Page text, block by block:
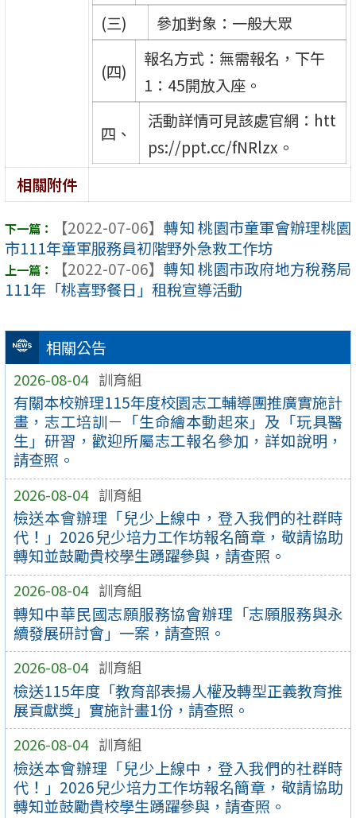
相關公告
2026-08-04 訓育組
有關本校辦理115年度校園志工輔導團推廣實施計
畫，志工培訓－「生命繪本動起來」及「玩具醫
生」研習，歡迎所屬志工報名參加，詳如說明，
請查照。
2026-08-04 訓育組
檢送本會辦理「兒少上線中，登入我們的社群時
代！」2026兒少培力工作坊報名簡章，敬請協助
轉知並鼓勵貴校學生踴躍參與，請查照。
2026-08-04 訓育組
轉知中華民國志願服務協會辦理「志願服務與永
續發展研討會」一案，請查照。
2026-08-04 訓育組
檢送115年度「教育部表揚人權及轉型正義教育推
展貢獻獎」實施計畫1份，請查照。
2026-08-04 訓育組
檢送本會辦理「兒少上線中，登入我們的社群時
代！」2026兒少培力工作坊報名簡章，敬請協助
轉知並鼓勵貴校學生踴躍參與，請查照。
(三)
參加對象：一般大眾
(四)
報名方式：無需報名，下午
1：45開放入座。
四、
活動詳情可見該處官網：htt
ps://ppt.cc/fNRlzx。
相關附件
【2022-07-06】 轉知 桃園市童軍會辦理桃園
市111年童軍服務員初階野外急救工作坊
【2022-07-06】 轉知 桃園市政府地方稅務局
111年「桃喜野餐日」租稅宣導活動